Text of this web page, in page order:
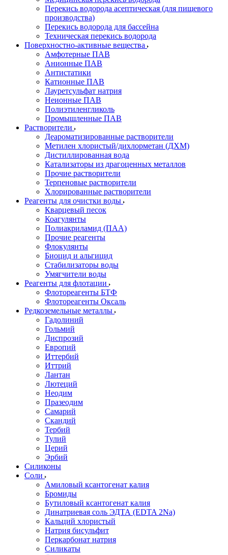
Перекись водорода асептическая (для пищевого
производства)
Перекись водорода для бассейна
Техническая перекись водорода
Поверхностно-активные вещества
Амфотерные ПАВ
Анионные ПАВ
Антистатики
Катионные ПАВ
Лауретсульфат натрия
Неионные ПАВ
Полиэтиленгликоль
Промышленные ПАВ
Растворители
Деароматизированные растворители
Метилен хлористый/дихлорметан (ДХМ)
Дистиллированная вода
Катализаторы из драгоценных металлов
Прочие растворители
Терпеновые растворители
Хлорированные растворители
Реагенты для очистки воды
Кварцевый песок
Коагулянты
Полиакриламид (ПАА)
Прочие реагенты
Флокулянты
Биоцид и альгицид
Стабилизаторы воды
Умягчители воды
Реагенты для флотации
Флотореагенты БТФ
Флотореагенты Оксаль
Редкоземельные металлы
Гадолиний
Гольмий
Диспрозий
Европий
Иттербий
Иттрий
Лантан
Лютеций
Неодим
Празеодим
Самарий
Скандий
Тербий
Тулий
Церий
Эрбий
Силиконы
Соли
Амиловый ксантогенат калия
Бромиды
Бутиловый ксантогенат калия
Динатриевая соль ЭДТА (EDTA 2Na)
Кальций хлористый
Натрия бисульфит
Перкарбонат натрия
Силикаты